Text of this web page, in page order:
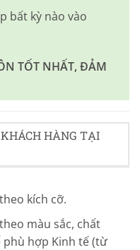
bất kỳ nào vào
TỐT NHẤT, ĐẢM
HÀNG TẠI
kích cỡ.
màu sắc, chất
phù hợp Kinh tế (từ